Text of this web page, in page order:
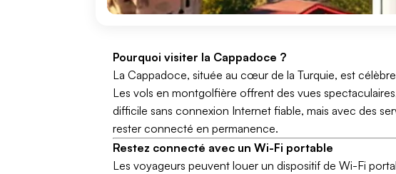
Pourquoi visiter la Cappadoce ?
La Cappadoce, située au cœur de la Turquie, est
Les vols en montgolfière offrent des vues
difficile sans connexion Internet fiable, mais avec des
rester connecté en permanence.
Restez connecté avec un Wi-Fi portable
Les voyageurs peuvent louer un dispositif de Wi-Fi